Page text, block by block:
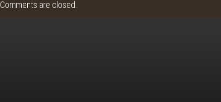
Comments are closed.